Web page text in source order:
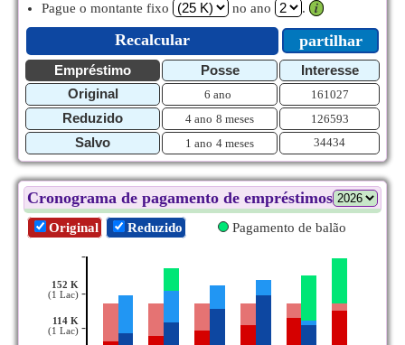
Pague o montante fixo
no ano . 𝒊
Recalcular partilhar
Empréstimo Posse
Interesse
Original
6 ano 161027
Reduzido 4 ano 8 meses 126593
Salvo 1 ano 4 meses 34434
Cronograma de pagamento de empréstimos
Original Reduzido Pagamento de balão
152 K
(1 Lac)
114 K
(1 Lac) -
-
-